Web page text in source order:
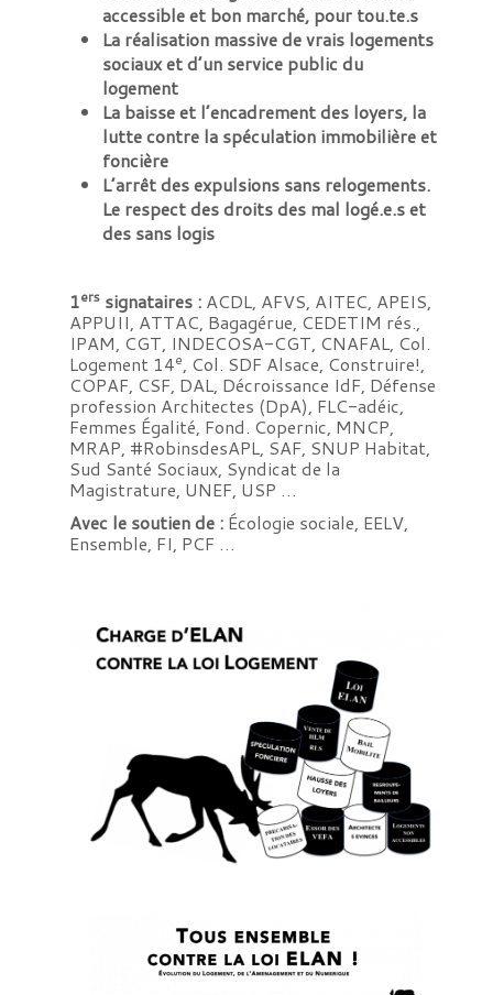
accessible et bon marché, pour tou.te.s
La réalisation massive de vrais logements
sociaux et d’un service public du
logement
La baisse et l’encadrement des loyers, la
lutte contre la spéculation immobilière et
foncière
L’arrêt des expulsions sans relogements.
Le respect des droits des mal logé.e.s et
des sans logis
1erssignataires :ACDL, AFVS, AITEC, APEIS,
APPUII, ATTAC, Bagagérue, CEDETIM rés.,
IPAM, CGT, INDECOSA-CGT, CNAFAL, Col.
Logement 14e, Col. SDF Alsace, Construire!,
COPAF, CSF, DAL, Décroissance IdF, Défense
profession Architectes (DpA), FLC-adéic,
Femmes Égalité, Fond. Copernic, MNCP,
MRAP, #RobinsdesAPL, SAF, SNUP Habitat,
Sud Santé Sociaux, Syndicat de la
Magistrature, UNEF, USP …
Avec le soutien de : Écologie sociale, EELV,
Ensemble, FI, PCF …